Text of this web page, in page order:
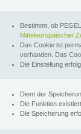
Bestimmt, ob
Mitteleuropäischer
Das Cookie ist
vorhanden. Das
Die Einstellung
Dient der
Die Funktion
Die Speicherung